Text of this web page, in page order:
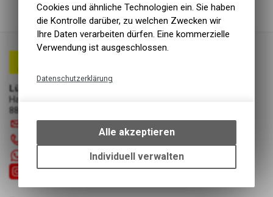
Lüscher Motor- & Bike World
Hauptstrasse 29a
8867 Niederurnen
info@luscherag.ch
Cookies und ähnliche Technologien ein. Sie haben
die Kontrolle darüber, zu welchen Zwecken wir
Ihre Daten verarbeiten dürfen. Eine kommerzielle
Verwendung ist ausgeschlossen.
Datenschutzerklärung
bestimmte Interaktionen und
Einstellungen auf Ihrem Gerät,
um die grundlegenden
Funktionen unseres Online-
Alle akzeptieren
Individuell verwalten